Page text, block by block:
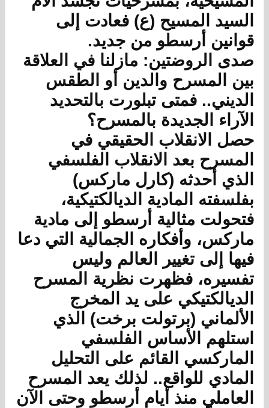
السيد المسيح (ع) فعادت إلى
قوانين أرسطو من جديد.
صدى الروضتين: مازلنا في العلاقة
بين المسرح والدين أو الطقس
الديني.. فمتى تبلورت بالتحديد
الآراء الجديدة بالمسرح؟
حصل الانقلاب الحقيقي في
المسرح بعد الانقلاب الفلسفي
الذي أحدثه (كارل ماركس)
بفلسفته المادية الديالكتيكية،
فتحولت مثالية أرسطو إلى مادية
ماركس، وأفكاره الجمالية التي دعا
فيها إلى تغيير العالم وليس
تفسيره، فظهرت نظرية المسرح
الديالكتيكي على يد المخرج
الألماني (برتولت برخت) الذي
استلهم الأساس الفلسفي
الماركسي القائم على التحليل
المادي للواقع.. لذلك يعد المسرح
العاملي منذ أيام أرسطو وحتى الآن